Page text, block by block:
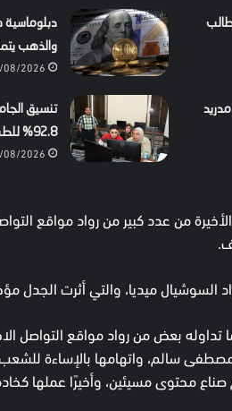
والذهب
07/08/2026,
92.8% للطب وأماكن شاغرة
07/08/2026,
من عدد كبير من رواد مواقع
السوشيال ميديا، والتي أثرت الجدل
بعض من رواد مواقع التواصل
مصطفى سالم، واتهامها بالإساءة
محتوى مسيئين، وأخيرًا عملها